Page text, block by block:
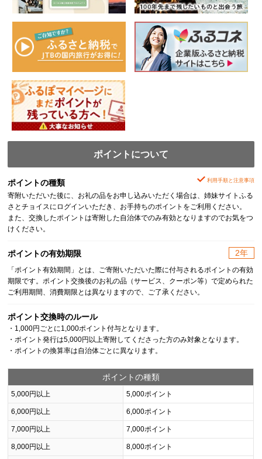
ポイントについて
ポイントの種類 利用手順と注意事項
寄附いただいた後に、お礼の品をお申し込みいただく場合は、姉妹サイトふる
さとチョイスにログインいただき、お手持ちのポイントをご利用ください。
また、交換したポイントは寄附した自治体でのみ有効となりますのでお気をつ
けください。
ポイントの有効期限 2年
「ポイント有効期間」とは、ご寄附いただいた際に付与されるポイントの有効
期限です。ポイント交換後のお礼の品（サービス、クーポン等）で定められた
ご利用期間、消費期限とは異なりますので、ご了承ください。
ポイント交換時のルール
・1,000円ごとに1,000ポイント付与となります。
・ポイント発行は5,000円以上寄附してくださった方のみ対象となります。
・ポイントの換算率は自治体ごとに異なります。
ポイントの種類
5,000円以上 5,000ポイント
6,000円以上 6,000ポイント
7,000円以上 7,000ポイント
8,000円以上 8,000ポイント